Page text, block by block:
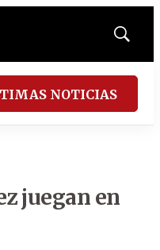
Mostrar
NOTICIAS
juegan en